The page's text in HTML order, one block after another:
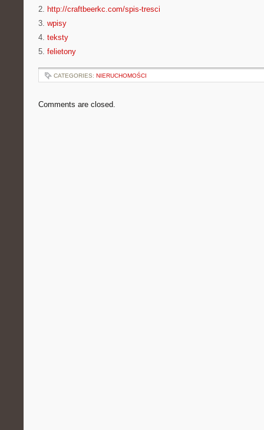
2. http://craftbeerkc.com/spis-tresci
3. wpisy
4. teksty
5. felietony
CATEGORIES: NIERUCHOMOŚCI
Comments are closed.